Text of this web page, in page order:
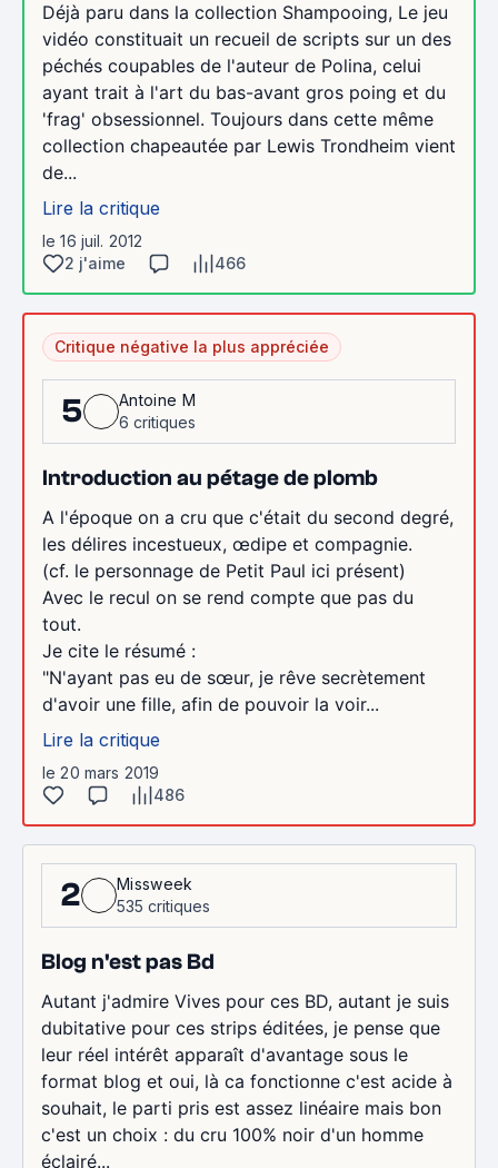
Déjà paru dans la collection Shampooing, Le jeu
vidéo constituait un recueil de scripts sur un des
péchés coupables de l'auteur de Polina, celui
ayant trait à l'art du bas-avant gros poing et du
'frag' obsessionnel. Toujours dans cette même
collection chapeautée par Lewis Trondheim vient
de...
Lire la critique
le 16 juil. 2012
2 j'aime
466
Critique négative la plus appréciée
5
Antoine M
6 critiques
Introduction au pétage de plomb
A l'époque on a cru que c'était du second degré,
les délires incestueux, œdipe et compagnie.
(cf. le personnage de Petit Paul ici présent)
Avec le recul on se rend compte que pas du
tout.
Je cite le résumé :
"N'ayant pas eu de sœur, je rêve secrètement
d'avoir une fille, afin de pouvoir la voir...
Lire la critique
le 20 mars 2019
486
2
Missweek
535 critiques
Blog n'est pas Bd
Autant j'admire Vives pour ces BD, autant je suis
dubitative pour ces strips éditées, je pense que
leur réel intérêt apparaît d'avantage sous le
format blog et oui, là ca fonctionne c'est acide à
souhait, le parti pris est assez linéaire mais bon
c'est un choix : du cru 100% noir d'un homme
éclairé...